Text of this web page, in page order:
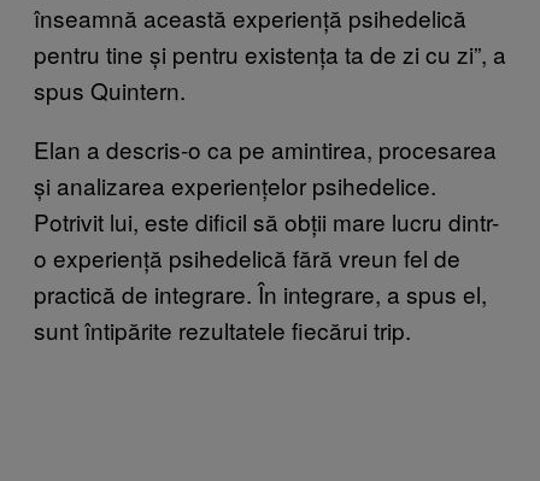
înseamnă această experiență psihedelică
pentru tine și pentru existența ta de zi cu zi”, a
spus Quintern.
Elan a descris-o ca pe amintirea, procesarea
și analizarea experiențelor psihedelice.
Potrivit lui, este dificil să obții mare lucru dintr-
o experiență psihedelică fără vreun fel de
practică de integrare. În integrare, a spus el,
sunt întipărite rezultatele fiecărui trip.